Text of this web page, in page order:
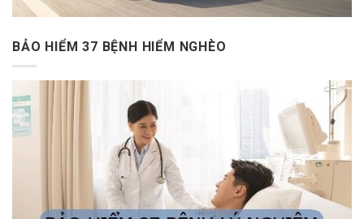
BẢO HIỂM 37 BỆNH HIỂM NGHÈO